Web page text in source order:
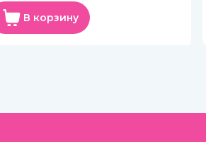
В корзину